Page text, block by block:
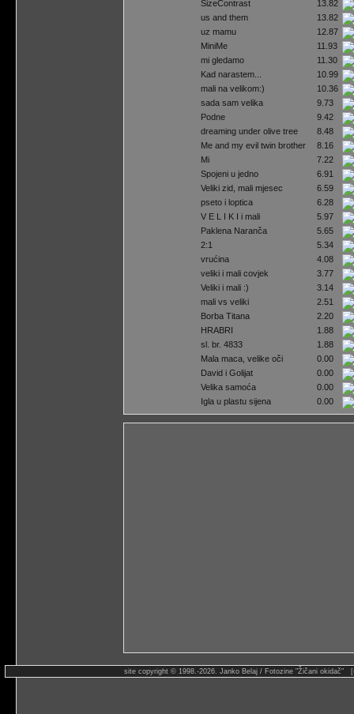
SizeContrast
13.82
us and them
13.82
uz mamu
12.87
MiniMe
11.93
mi gledamo
11.30
Kad narastem...
10.99
mali na velikom:)
10.36
sada sam velika
9.73
Podne
9.42
dreaming under olive tree
8.48
Me and my evil twin brother
8.16
Mi
7.22
Spojeni u jedno
6.91
Veliki zid, mali mjesec
6.59
pseto i loptica
6.28
V E L I K I i mali
5.97
Paklena Naranča
5.65
2:1
5.34
vrućina
4.08
veliki i mali covjek
3.77
Veliki i mali :)
3.14
mali vs veliki
2.51
Borba Titana
2.20
HRABRI
1.88
sl. br. 4833
1.88
Mala maca, velike oči
0.00
David i Golijat
0.00
Velika samoća
0.00
Igla u plastu sijena
0.00
site copyright © 1998.-2026. Janko Belaj / Fotozine "Žičani okidač"